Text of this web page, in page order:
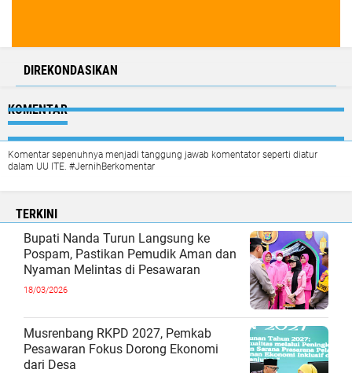
DIREKONDASIKAN
KOMENTAR
Komentar sepenuhnya menjadi tanggung jawab komentator seperti diatur
dalam UU ITE. #JernihBerkomentar
TERKINI
Bupati Nanda Turun Langsung ke
Pospam, Pastikan Pemudik Aman dan
Nyaman Melintas di Pesawaran
18/03/2026
Musrenbang RKPD 2027, Pemkab
Pesawaran Fokus Dorong Ekonomi
dari Desa